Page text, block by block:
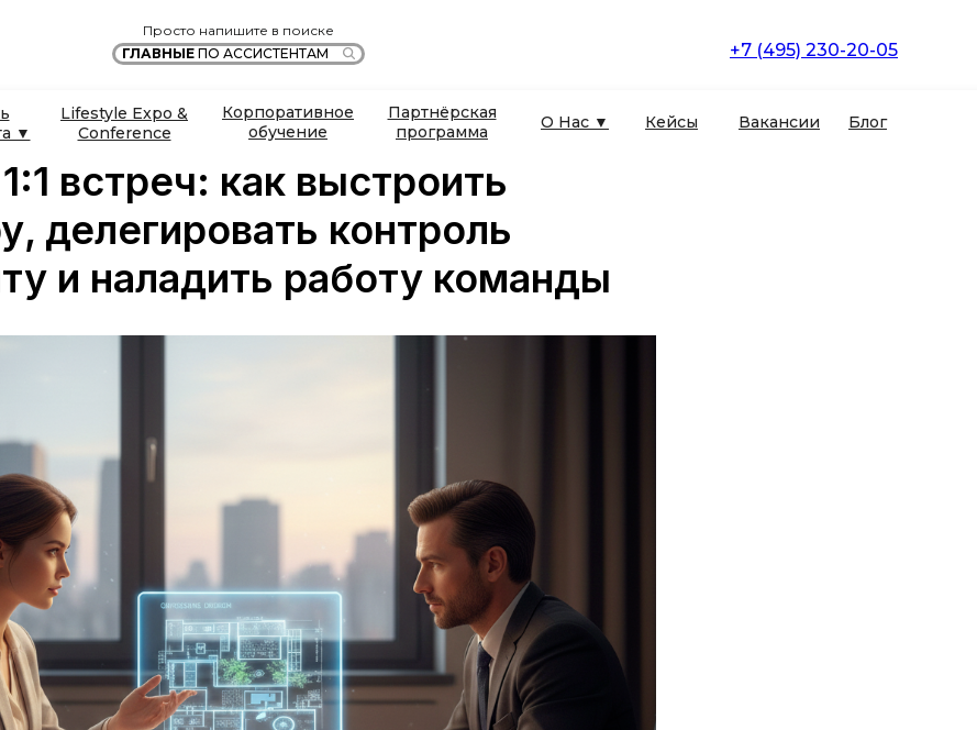
+7 (495) 230-20-05
Корпоративное
обучение
О Нас ▼ Кейсы
▼
Партнёрская
программа
Вакансии Блог
Просто напишите в поиске
ГЛАВНЫЕ ПО АССИСТЕНТАМ
Lifestyle Expo &
Conference
встреч: как выстроить
делегировать контроль
и наладить работу команды